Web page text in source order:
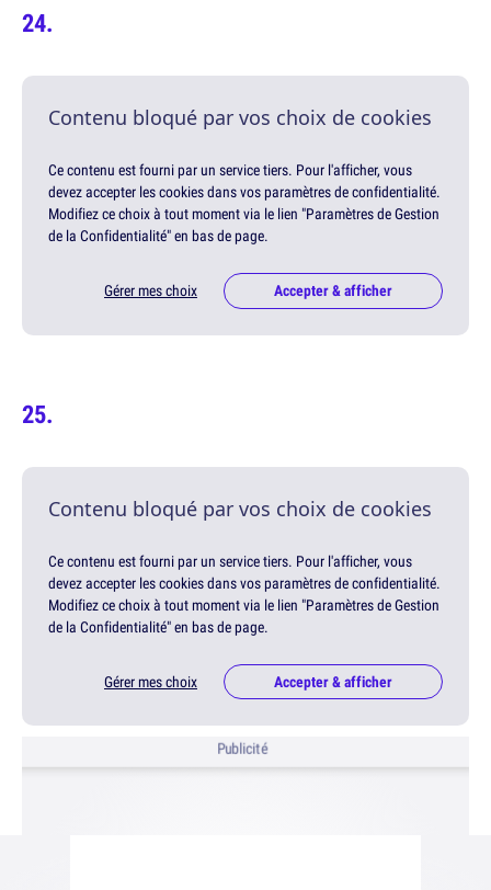
Contenu bloqué par vos choix de cookies
Ce contenu est fourni par un service tiers. Pour l'afficher, vous
devez accepter les cookies dans vos paramètres de confidentialité.
Modifiez ce choix à tout moment via le lien "Paramètres de Gestion
de la Confidentialité" en bas de page.
Gérer mes choix Accepter & afficher
Contenu bloqué par vos choix de cookies
Ce contenu est fourni par un service tiers. Pour l'afficher, vous
devez accepter les cookies dans vos paramètres de confidentialité.
Modifiez ce choix à tout moment via le lien "Paramètres de Gestion
de la Confidentialité" en bas de page.
Gérer mes choix Accepter & afficher
Publicité